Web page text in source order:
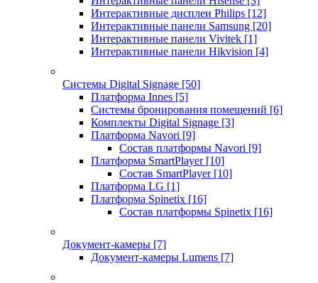
Интерактивные дисплеи Philips [12]
Интерактивные панели Samsung [20]
Интерактивные панели Vivitek [1]
Интерактивные панели Hikvision [4]
Системы Digital Signage [50]
Платформа Innes [5]
Системы бронирования помещений [6]
Комплекты Digital Signage [3]
Платформа Navori [9]
Состав платформы Navori [9]
Платформа SmartPlayer [10]
Состав SmartPlayer [10]
Платформа LG [1]
Платформа Spinetix [16]
Состав платформы Spinetix [16]
Документ-камеры [7]
Документ-камеры Lumens [7]